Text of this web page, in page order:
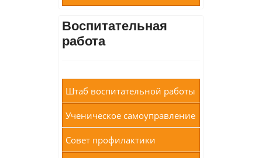
Воспитательная
работа
Штаб воспитательной работы
Ученическое самоуправление
Совет профилактики